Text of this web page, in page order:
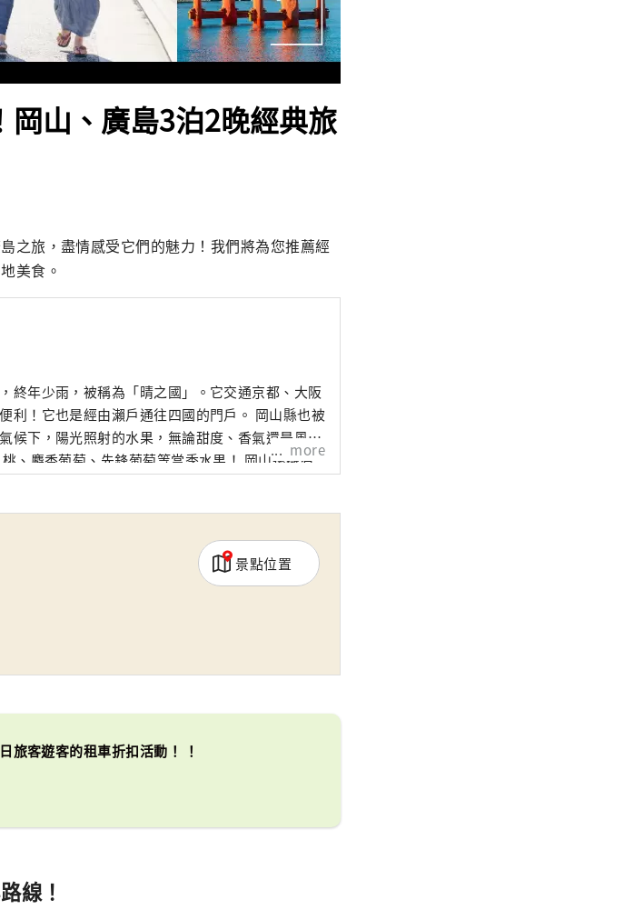
岡山、廣島3泊2晚經典旅
之旅，盡情感受它們的魅力！我們將為您推薦經
美食。
終年少雨，被稱為「晴之國」。它交通京都、大阪
也是經由瀨戶通往四國的門戶。 岡山縣也被
下，陽光照射的水果，無論甜度、香氣還是風
葡萄、先鋒葡萄等當季水果！ 岡山還擁有
三大名園之一的岡山後樂園以及擁有歷史、文化和
more
景點位置
旅客遊客的租車折扣活動！ ！
線！